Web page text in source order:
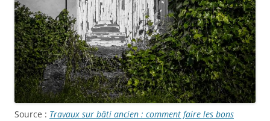
Source : Travaux sur bâti ancien : comment faire les bons